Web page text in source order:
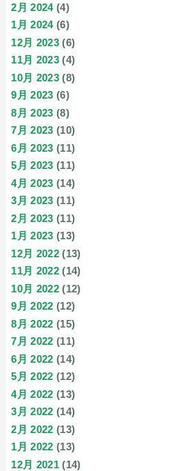
2月 2024(4)
1月 2024(6)
12月 2023 (6)
11月 2023 (4)
10月 2023 (8)
9月 2023 (6)
8月 2023 (8)
7月 2023 (10)
6月 2023 (11)
5月 2023 (11)
4月 2023 (14)
3月 2023 (11)
2月 2023 (11)
1月 2023 (13)
12月 2022 (13)
11月 2022 (14)
10月 2022 (12)
9月 2022 (12)
8月 2022 (15)
7月 2022 (11)
6月 2022 (14)
5月 2022 (12)
4月 2022 (13)
3月 2022 (14)
2月 2022 (13)
1月 2022 (13)
12月 2021 (14)